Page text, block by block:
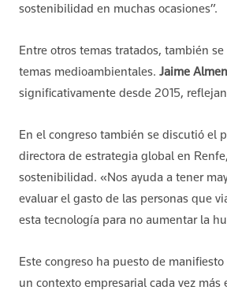
sostenibilidad en muchas ocasiones”.
Entre otros temas tratados, también
temas medioambientales. Jaime
significativamente desde 2015,
En el congreso también se discutió el
directora de estrategia global en
sostenibilidad. «Nos ayuda a tener
evaluar el gasto de las personas que
esta tecnología para no aumentar la
Este congreso ha puesto de
un contexto empresarial cada vez más